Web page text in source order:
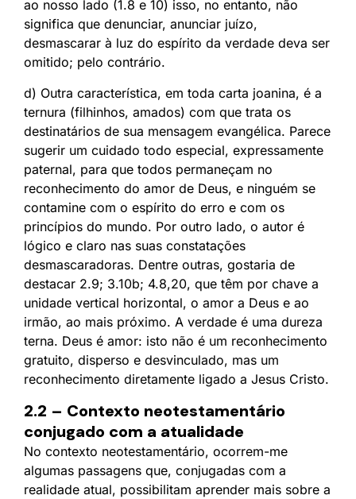
ao nosso lado (1.8 e 10) isso, no entanto, não
significa que denunciar, anunciar juízo,
desmascarar à luz do espírito da verdade deva ser
omitido; pelo contrário.
d) Outra característica, em toda carta joanina, é a
ternura (filhinhos, amados) com que trata os
destinatários de sua mensagem evangélica. Parece
sugerir um cuidado todo especial, expressamente
paternal, para que todos permaneçam no
reconhecimento do amor de Deus, e ninguém se
contamine com o espírito do erro e com os
princípios do mundo. Por outro lado, o autor é
lógico e claro nas suas constatações
desmascaradoras. Dentre outras, gostaria de
destacar 2.9; 3.10b; 4.8,20, que têm por chave a
unidade vertical horizontal, o amor a Deus e ao
irmão, ao mais próximo. A verdade é uma dureza
terna. Deus é amor: isto não é um reconhecimento
gratuito, disperso e desvinculado, mas um
reconhecimento diretamente ligado a Jesus Cristo.
2.2 – Contexto neotestamentário
conjugado com a atualidade
No contexto neotestamentário, ocorrem-me
algumas passagens que, conjugadas com a
realidade atual, possibilitam aprender mais sobre a